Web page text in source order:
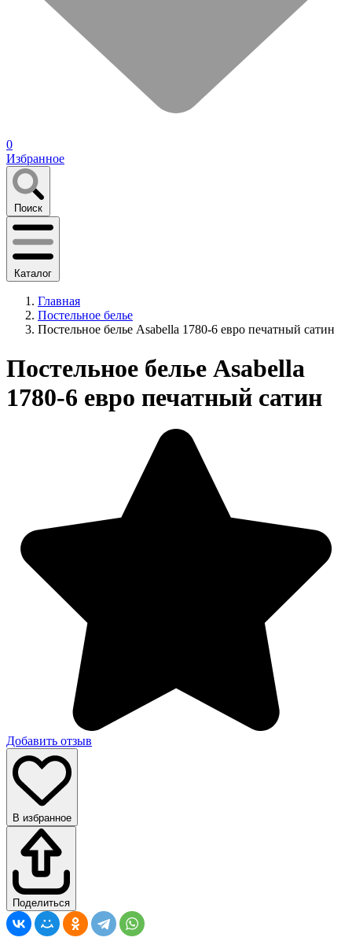
0
Избранное
Поиск
Каталог
Главная
Постельное белье
Постельное белье Asabella 1780-6 евро печатный сатин
Постельное белье Asabella
1780-6 евро печатный сатин
Добавить отзыв
В избранное
Поделиться